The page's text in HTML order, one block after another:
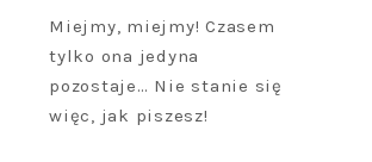
Miejmy, miejmy! Czasem
tylko ona jedyna
pozostaje… Nie stanie się
więc, jak piszesz!